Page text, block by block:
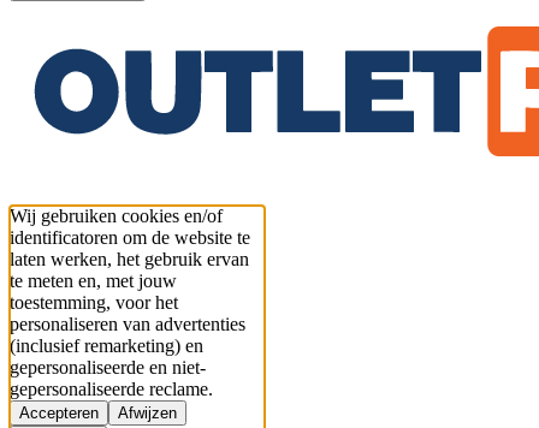
Wij gebruiken cookies en/of
identificatoren om de website te
laten werken, het gebruik ervan
te meten en, met jouw
toestemming, voor het
personaliseren van advertenties
(inclusief remarketing) en
gepersonaliseerde en niet-
gepersonaliseerde reclame.
Accepteren
Afwijzen